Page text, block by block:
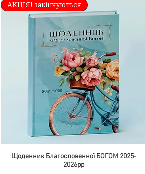
АКЦІЯ! закінчуються
Щоденник Благословенної БОГОМ 2025-
2026рр